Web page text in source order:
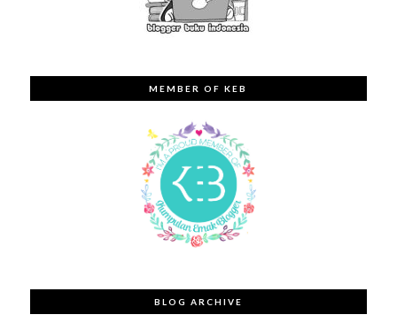
MEMBER OF KEB
BLOG ARCHIVE